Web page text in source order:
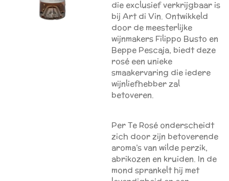
die exclusief verkrijgbaar is
bij Art di Vin. Ontwikkeld
door de meesterlijke
wijnmakers Filippo Busto en
Beppe Pescaja, biedt deze
rosé een unieke
smaakervaring die iedere
wijnliefhebber zal
betoveren.
Per Te Rosé onderscheidt
zich door zijn betoverende
aroma’s van wilde perzik,
abrikozen en kruiden. In de
mond sprankelt hij met